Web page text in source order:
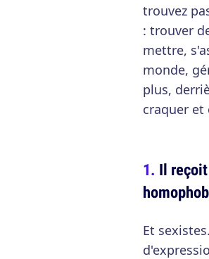
trouvez
: trouver
mettre,
monde,
plus,
craquer et
Il
Et